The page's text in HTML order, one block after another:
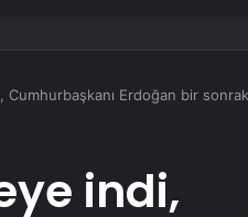
Cumhurbaşkanı Erdoğan bir
indi,